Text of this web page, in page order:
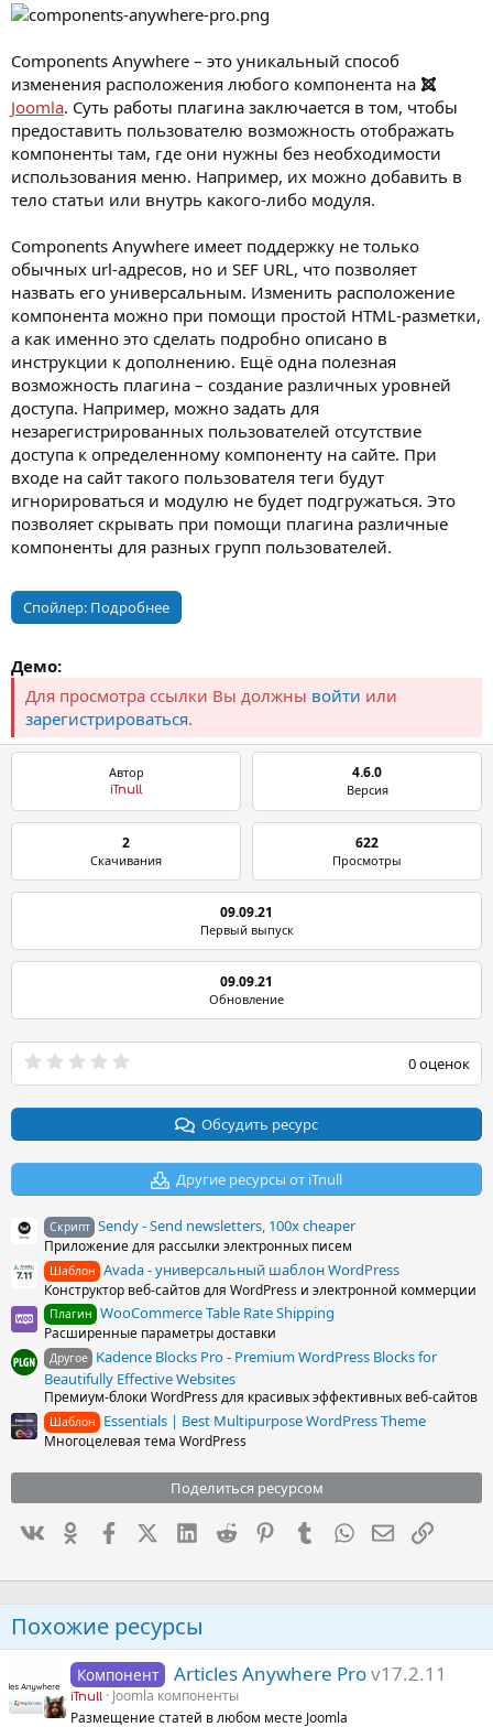
Components Anywhere – это уникальный способ
изменения расположения любого компонента на
Joomla. Суть работы плагина заключается в том, чтобы
предоставить пользователю возможность отображать
компоненты там, где они нужны без необходимости
использования меню. Например, их можно добавить в
тело статьи или внутрь какого-либо модуля.
Components Anywhere имеет поддержку не только
обычных url-адресов, но и SEF URL, что позволяет
назвать его универсальным. Изменить расположение
компонента можно при помощи простой HTML-разметки,
а как именно это сделать подробно описано в
инструкции к дополнению. Ещё одна полезная
возможность плагина – создание различных уровней
доступа. Например, можно задать для
незарегистрированных пользователей отсутствие
доступа к определенному компоненту на сайте. При
входе на сайт такого пользователя теги будут
игнорироваться и модулю не будет подгружаться. Это
позволяет скрывать при помощи плагина различные
компоненты для разных групп пользователей.
Спойлер: Подробнее
Демо:
Для просмотра ссылки Вы должны войти или
зарегистрироваться.
Автор
iTnull
4.6.0
Версия
2
Скачивания
622
Просмотры
09.09.21
Первый выпуск
09.09.21
Обновление
0
0
в
з
0 оценок
Обсудить ресурс
Другие ресурсы от iTnull
Скрипт Sendy - Send newsletters, 100x cheaper
Приложение для рассылки электронных писем
Шаблон Avada - универсальный шаблон WordPress
Конструктор веб-сайтов для WordPress и электронной коммерции
Плагин WooCommerce Table Rate Shipping
Расширенные параметры доставки
Другое Kadence Blocks Pro - Premium WordPress Blocks for
Beautifully Effective Websites
Премиум-блоки WordPress для красивых эффективных веб-сайтов
Шаблон Essentials | Best Multipurpose WordPress Theme
Многоцелевая тема WordPress
Поделиться ресурсом
ВконтактеОдноклассники
FacebookX (Twitter)LinkedIn
Reddit PinterestTumblrWhatsAppСсылка
Похожие ресурсы
Компонент Articles Anywhere Prov17.2.11
iTnull
Joomla компоненты
Размещение статей в любом месте Joomla